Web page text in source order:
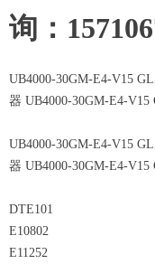
UB4000-30GM-E4-V15
器 UB4000-30GM-E4-
UB4000-30GM-E4-V15
器 UB4000-30GM-E4-
DTE101
E10802
E11252
询：